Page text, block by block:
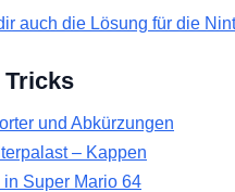
auch die Lösung für die
Tricks
und Abkürzungen
– Kappen
in Super Mario 64